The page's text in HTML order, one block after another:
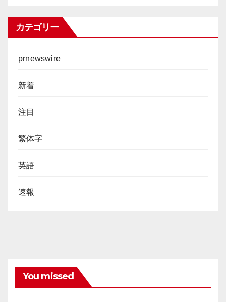
カテゴリー
prnewswire
新着
注目
繁体字
英語
速報
You missed